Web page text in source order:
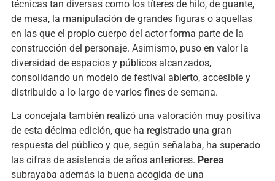
técnicas tan diversas como los títeres de hilo, de guante,
de mesa, la manipulación de grandes figuras o aquellas
en las que el propio cuerpo del actor forma parte de la
construcción del personaje. Asimismo, puso en valor la
diversidad de espacios y públicos alcanzados,
consolidando un modelo de festival abierto, accesible y
distribuido a lo largo de varios fines de semana.
La concejala también realizó una valoración muy positiva
de esta décima edición, que ha registrado una gran
respuesta del público y que, según señalaba, ha superado
las cifras de asistencia de años anteriores. Perea
subrayaba además la buena acogida de una